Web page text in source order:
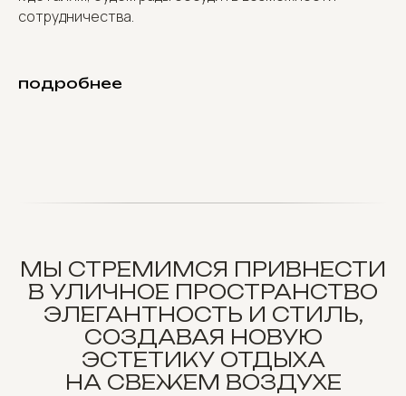
сотрудничества.
подробнее
МЫ СТРЕМИМСЯ ПРИВНЕСТИ
В УЛИЧНОЕ ПРОСТРАНСТВО
ЭЛЕГАНТНОСТЬ И СТИЛЬ,
СОЗДАВАЯ НОВУЮ
ЭСТЕТИКУ ОТДЫХА
НА СВЕЖЕМ ВОЗДУХЕ